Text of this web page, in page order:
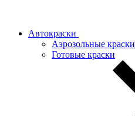
Автокраски
Аэрозольные краски
Готовые краски